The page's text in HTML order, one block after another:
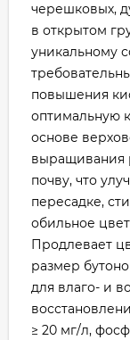
черешковых,
в открытом
уникальному
повышения
оптимальную
основе
выращивания
почву, что
пересадке,
обильное
Продлевает
размер
для влаго- и
≥ 20 мг/л,